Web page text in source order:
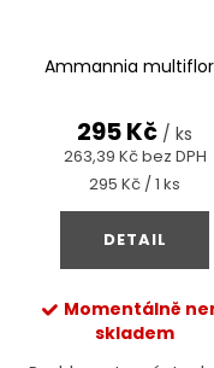
Ammannia
263,39 Kč bez DPH
295 Kč / ks
Měrná
cena:
295 Kč / 1 ks
DETAIL
Momentálně
skladem